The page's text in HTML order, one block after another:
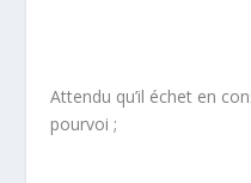
Attendu qu’il échet en
pourvoi ;